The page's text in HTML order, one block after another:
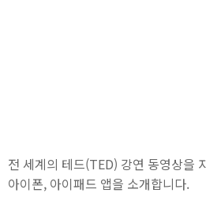
전 세계의 테드(TED) 강연 동영상을
아이폰, 아이패드 앱을 소개합니다.